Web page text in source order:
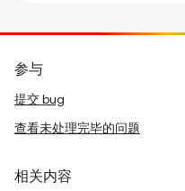
参与
提交 bug
查看未处理完毕的问题
相关内容